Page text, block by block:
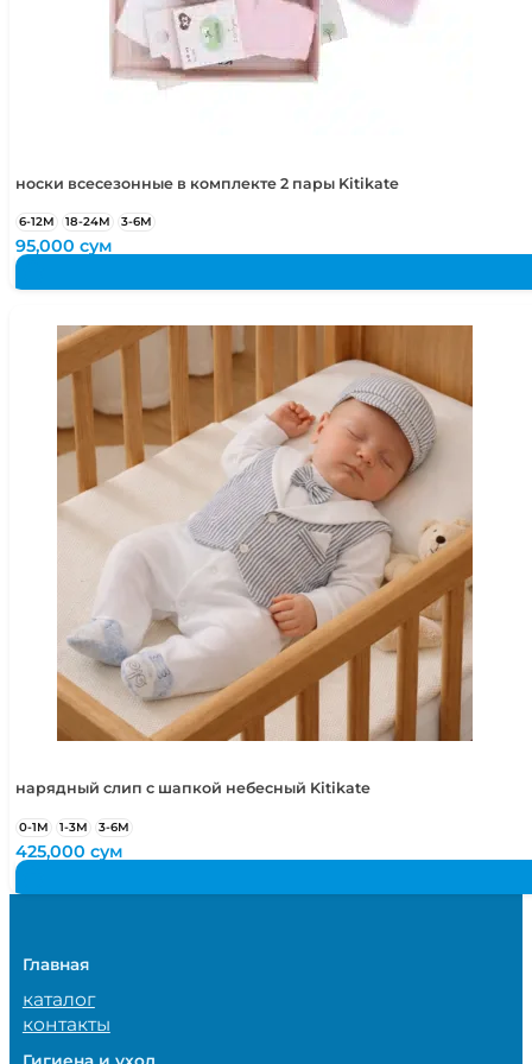
носки всесезонные в комплекте 2 пары Kitikate
6-12М 18-24М 3-6М
95,000сум
нарядный слип с шапкой небесный Kitikate
0-1М 1-3М 3-6М
425,000сум
Главная
каталог
контакты
Гигиена и уход